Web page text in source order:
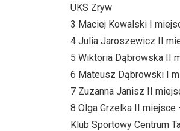
UKS Zryw
3 Maciej Kowalski I
4 Julia Jaroszewicz II
5 Wiktoria Dąbrowska II
6 Mateusz Dąbrowski I
7 Zuzanna Janisz II
8 Olga Grzelka II
Klub Sportowy Centrum